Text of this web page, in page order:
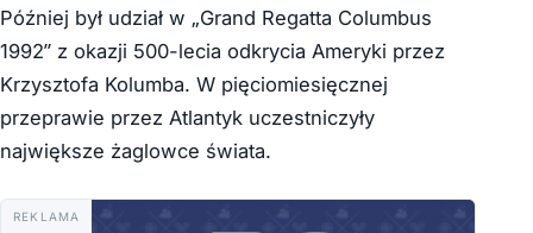
Później był udział w „Grand Regatta Columbus
1992” z okazji 500-lecia odkrycia Ameryki przez
Krzysztofa Kolumba. W pięciomiesięcznej
przeprawie przez Atlantyk uczestniczyły
największe żaglowce świata.
REKLAMA